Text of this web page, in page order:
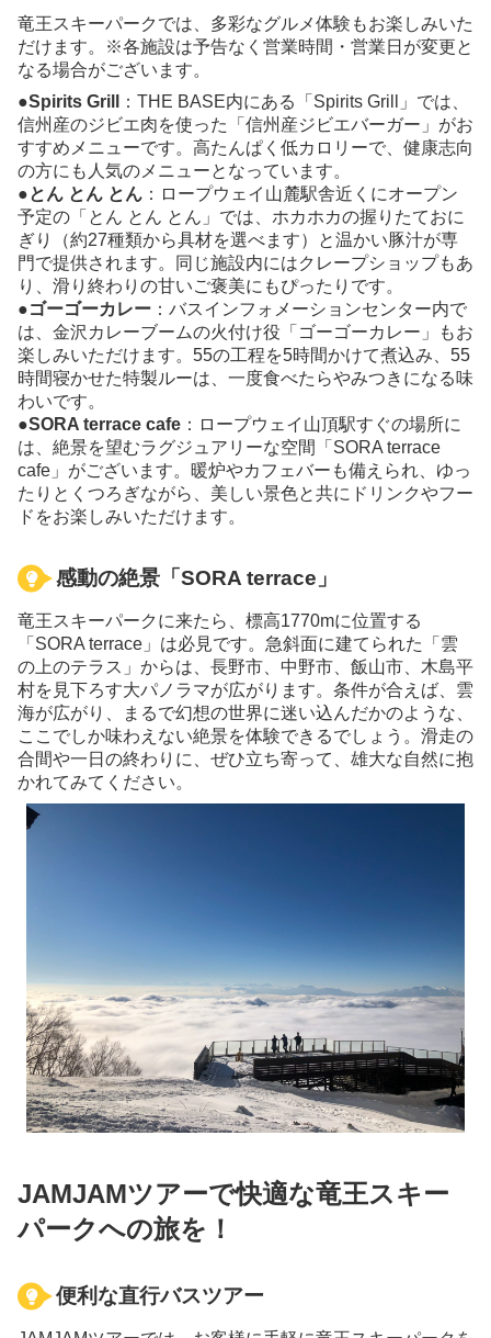
竜王スキーパークでは、多彩なグルメ体験もお楽しみいた
だけます。※各施設は予告なく営業時間・営業日が変更と
なる場合がございます。
●Spirits Grill
：THE BASE内にある「Spirits Grill」では、
信州産のジビエ⾁を使った「信州産ジビエバーガー」がお
すすめメニューです。高たんぱく低カロリーで、健康志向
の方にも人気のメニューとなっています。
●とん とん とん ：ロープウェイ山麓駅舎近くにオープン
予定の「とん とん とん」では、ホカホカの握りたておに
ぎり（約27種類から具材を選べます）と温かい豚汁が専
門で提供されます。同じ施設内にはクレープショップもあ
り、滑り終わりの甘いご褒美にもぴったりです。
●ゴーゴーカレー ：バスインフォメーションセンター内で
は、金沢カレーブームの火付け役「ゴーゴーカレー」もお
楽しみいただけます。55の工程を5時間かけて煮込み、55
時間寝かせた特製ルーは、一度食べたらやみつきになる味
わいです。
●SORA terrace cafe ：ロープウェイ山頂駅すぐの場所に
は、絶景を望むラグジュアリーな空間「SORA terrace
cafe」がございます。暖炉やカフェバーも備えられ、ゆっ
たりとくつろぎながら、美しい景色と共にドリンクやフー
ドをお楽しみいただけます。
感動の絶景「SORA terrace」
竜王スキーパークに来たら、標高1770mに位置する
「SORA terrace」は必見です。急斜面に建てられた「雲
の上のテラス」からは、⻑野市、中野市、飯⼭市、⽊島平
村を⾒下ろす大パノラマが広がります。条件が合えば、雲
海が広がり、まるで幻想の世界に迷い込んだかのような、
ここでしか味わえない絶景を体験できるでしょう。滑走の
合間や一日の終わりに、ぜひ立ち寄って、雄大な自然に抱
かれてみてください。
JAMJAMツアーで快適な竜王スキー
パークへの旅を！
便利な直行バスツアー